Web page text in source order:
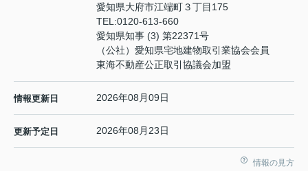
愛知県大府市江端町３丁目175
TEL:0120-613-660
愛知県知事 (3) 第22371号
（公社）愛知県宅地建物取引業協会会員
東海不動産公正取引協議会加盟
情報更新日 2026年08月09日
更新予定日 2026年08月23日
情報の見方